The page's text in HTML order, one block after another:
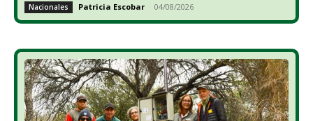
Nacionales Patricia Escobar - 04/08/2026